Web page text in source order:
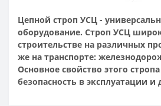
Цепной строп УСЦ -
оборудование. Строп УСЦ
строительстве на различных
же на транспорте:
Основное свойство этого
безопасность в эксплуатации и